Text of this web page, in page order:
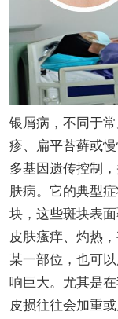
银屑病，不同于
疹、扁平苔藓或
多基因遗传控制
肤病。它的典型
块，这些斑块表
皮肤瘙痒、灼热
某一部位，也可
响巨大。尤其是
皮损往往会加重